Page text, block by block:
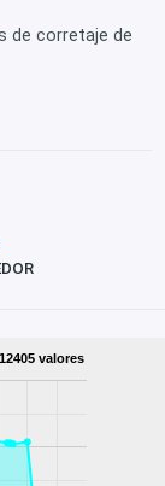
de corretaje de
valores